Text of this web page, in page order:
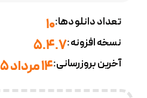
تعداد دانلودها:10
نسخه افزونه:5.4.7
آخرین بروزرسانی:14 مرداد 1405